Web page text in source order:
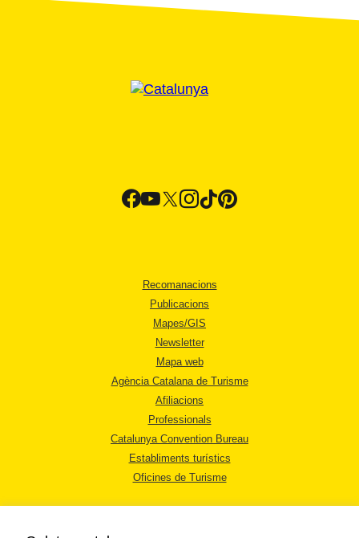
Recomanacions
Publicacions
Mapes/GIS
Newsletter
Mapa web
Agència Catalana de Turisme
Afiliacions
Professionals
Catalunya Convention Bureau
Establiments turístics
Oficines de Turisme